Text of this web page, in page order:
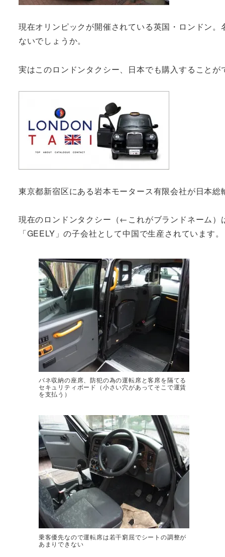
現在オリンピックが開催されている英国・ロンドン
ないでしょうか。
実はこのロンドンタクシー、日本でも購入することが
東京都新宿区にある岩本モータース有限会社が日本
現在のロンドンタクシー（←これがブランドネーム
「GEELY」の子会社として中国で生産されています。
バネ収納の座席、防犯の為の運転席と客席を隔てる
セキュリティボード（小さい穴があってそこで運賃
を支払う）
乗客優先なので運転席は若干窮屈でシートの調整が
あまりできない